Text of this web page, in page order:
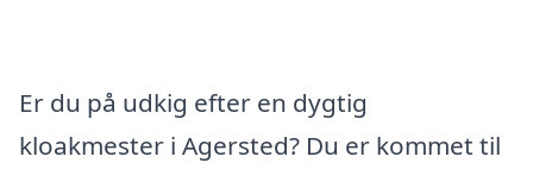
Er du på udkig efter en dygtig
kloakmester i Agersted? Du er kommet til